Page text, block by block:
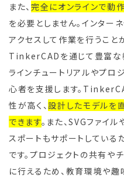
また、 完全にオンラインで動作
を必要としません。インター
アクセスして作業を行うこ
TinkerCADを通じて豊富な
ラインチュートリアルやプロ
心者を支援します。
性が高く、 設計したモデルを
できます。また、SVGファイ
スポートもサポートしている
です。プロジェクトの共有や
に行えるため、教育環境や趣